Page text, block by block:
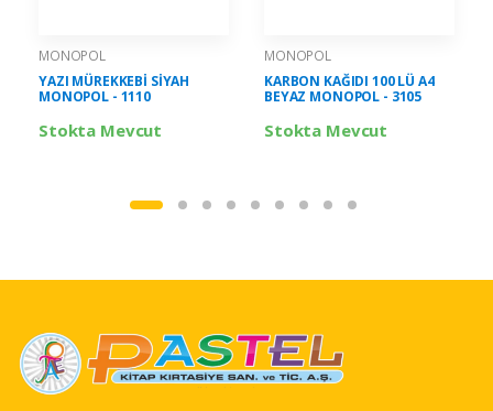
MONOPOL
YAZI MÜREKKEBİ SİYAH
MONOPOL - 1110
Stokta Mevcut
MONOPOL
KARBON KAĞIDI 100 LÜ A4
BEYAZ MONOPOL - 3105
Stokta Mevcut